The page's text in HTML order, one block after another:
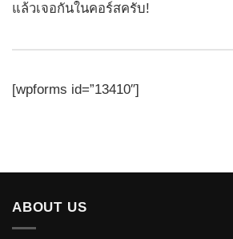
แล้วเจอกันในคอร์สครับ!
[wpforms id=”13410″]
ABOUT US